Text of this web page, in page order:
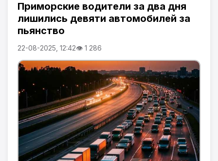
Приморские водители за два дня
лишились девяти автомобилей за
пьянство
22-08-2025, 12:42👁 1 286